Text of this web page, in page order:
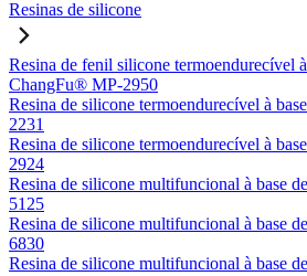
Resinas de silicone
Resina de fenil silicone termoendurecível
ChangFu® MP-2950
Resina de silicone termoendurecível à
2231
Resina de silicone termoendurecível à
2924
Resina de silicone multifuncional à base
5125
Resina de silicone multifuncional à base
6830
Resina de silicone multifuncional à base